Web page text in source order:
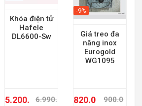
Khóa điện tử
Hafele
DL6600-Sw
6.990.
5.200.
-9%
Giá treo đa
năng inox
Eurogold
WG1095
900.0
820.0